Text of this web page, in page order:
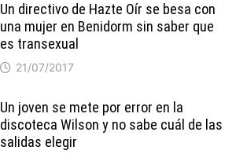
Un directivo de Hazte Oír se besa con
una mujer en Benidorm sin saber que
es transexual
21/07/2017
Un joven se mete por error en la
discoteca Wilson y no sabe cuál de las
salidas elegir